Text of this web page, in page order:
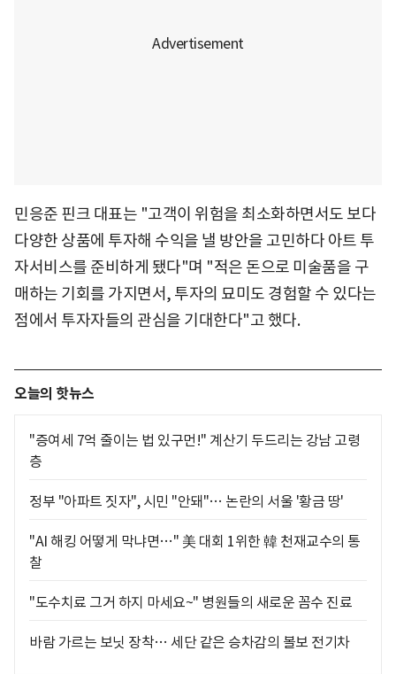
민응준 핀크 대표는 "고객이 위험을 최소화하면서도 보다
다양한 상품에 투자해 수익을 낼 방안을 고민하다 아트 투
자서비스를 준비하게 됐다"며 "적은 돈으로 미술품을 구
매하는 기회를 가지면서, 투자의 묘미도 경험할 수 있다는
점에서 투자자들의 관심을 기대한다"고 했다.
오늘의 핫뉴스
"증여세 7억 줄이는 법 있구먼!" 계산기 두드리는 강남 고령
층
정부 "아파트 짓자", 시민 "안돼"… 논란의 서울 '황금 땅'
"AI 해킹 어떻게 막냐면…" 美 대회 1위한 韓 천재교수의 통
찰
"도수치료 그거 하지 마세요~" 병원들의 새로운 꼼수 진료
바람 가르는 보닛 장착… 세단 같은 승차감의 볼보 전기차